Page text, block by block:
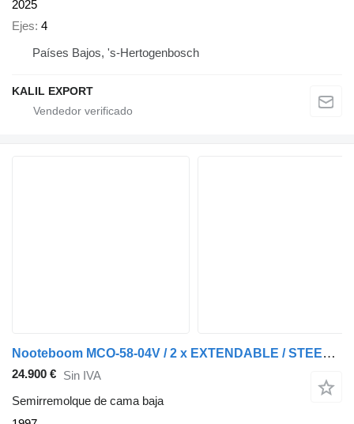
2025
Ejes 4
Países Bajos, 's-Hertogenbosch
KALIL EXPORT
Nooteboom MCO-58-04V / 2 x EXTENDABLE / STEERING AXLE
24.900 € Sin IVA
Semirremolque de cama baja